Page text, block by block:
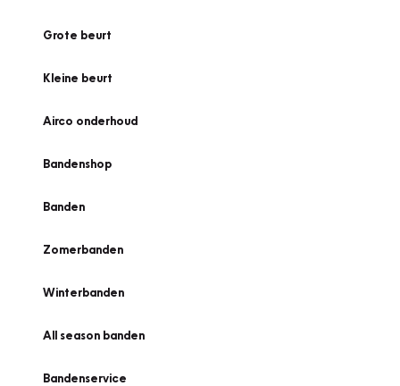
Grote beurt
Kleine beurt
Airco onderhoud
Bandenshop
Banden
Zomerbanden
Winterbanden
All season banden
Bandenservice